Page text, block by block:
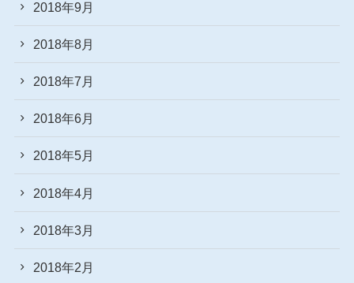
2018年9月
2018年8月
2018年7月
2018年6月
2018年5月
2018年4月
2018年3月
2018年2月